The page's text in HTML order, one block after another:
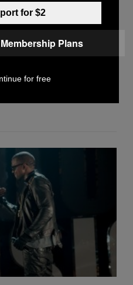
Stories
for $2
Plans
for free